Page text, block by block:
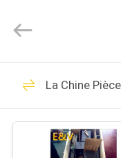
MAISON
PRODUITS
JIAXING
JICHENG
All
Reserved.
La Chine